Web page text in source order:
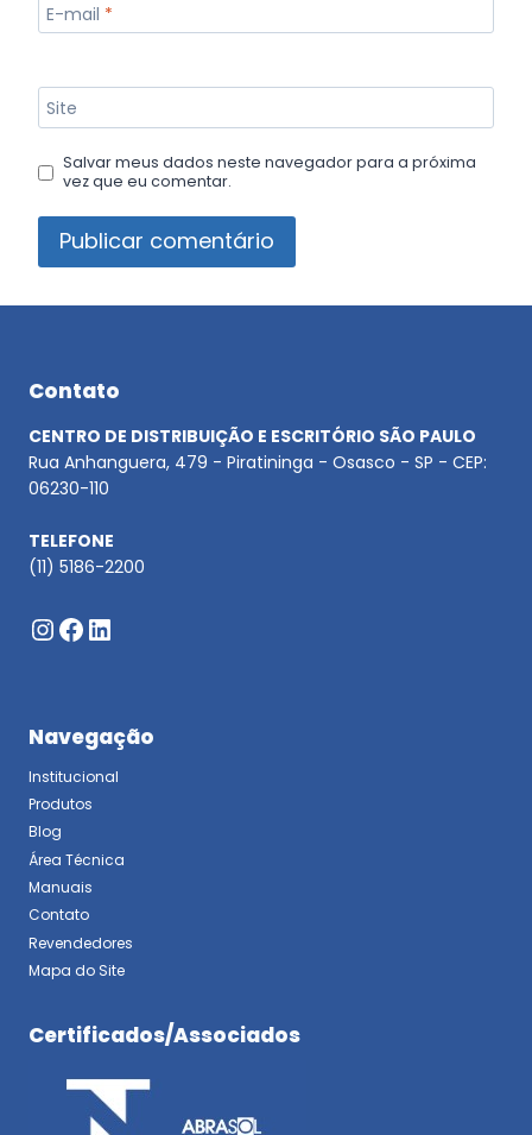
E-mail *
Site
Salvar meus dados neste navegador para a próxima
vez que eu comentar.
Contato
CENTRO DE DISTRIBUIÇÃO E ESCRITÓRIO SÃO PAULO
Rua Anhanguera, 479 - Piratininga - Osasco - SP - CEP:
06230-110
TELEFONE
(11) 5186-2200
Instagram
Facebook
LinkedIn
Navegação
Institucional
Produtos
Blog
Área Técnica
Manuais
Contato
Revendedores
Mapa do Site
Certificados/Associados